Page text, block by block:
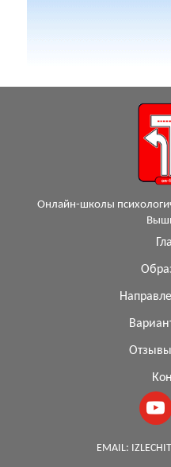
Онлайн-школы
Отзывы
EMAIL: